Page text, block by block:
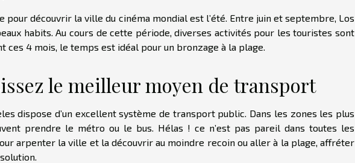
pour découvrir la ville du cinéma mondial est l’été. Entre juin et septembre, Los
habits. Au cours de cette période, diverses activités pour les touristes sont
ces 4 mois, le temps est idéal pour un bronzage à la plage.
le meilleur moyen de transport
dispose d’un excellent système de transport public. Dans les zones les plus
prendre le métro ou le bus. Hélas ! ce n’est pas pareil dans toutes les
arpenter la ville et la découvrir au moindre recoin ou aller à la plage, affréter